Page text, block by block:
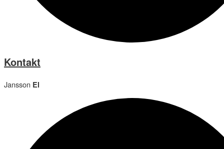
Kontakt
Jansson El